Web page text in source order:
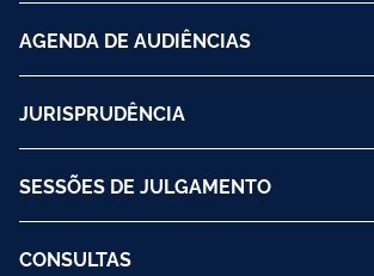
AGENDA DE AUDIÊNCIAS
JURISPRUDÊNCIA
SESSÕES DE JULGAMENTO
CONSULTAS